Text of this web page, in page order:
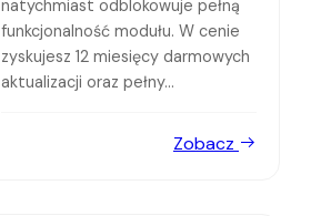
natychmiast odblokowuje pełną
funkcjonalność modułu. W cenie
zyskujesz 12 miesięcy darmowych
aktualizacji oraz pełny...
Zobacz